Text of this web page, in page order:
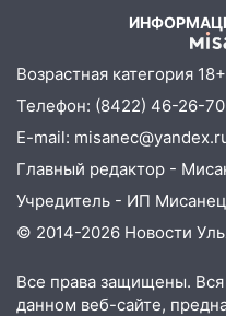
Возрастная категория 18+
Телефон: (8422) 46-26-70
E-mail:
Главный редактор -
Учредитель - ИП
© 2014-2026 Новости
Все права защищены.
данном веб-сайте,